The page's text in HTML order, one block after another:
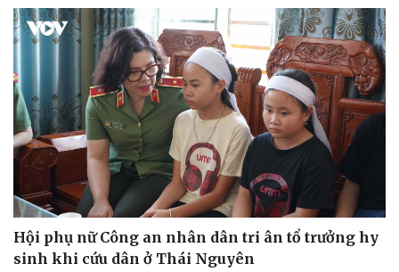
Hội phụ nữ Công an nhân dân tri ân tổ trưởng hy
sinh khi cứu dân ở Thái Nguyên